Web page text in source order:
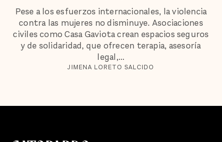
Pese a los esfuerzos internacionales, la violencia
contra las mujeres no disminuye. Asociaciones
civiles como Casa Gaviota crean espacios seguros
y de solidaridad, que ofrecen terapia, asesoría
legal,...
JIMENA LORETO SALCIDO